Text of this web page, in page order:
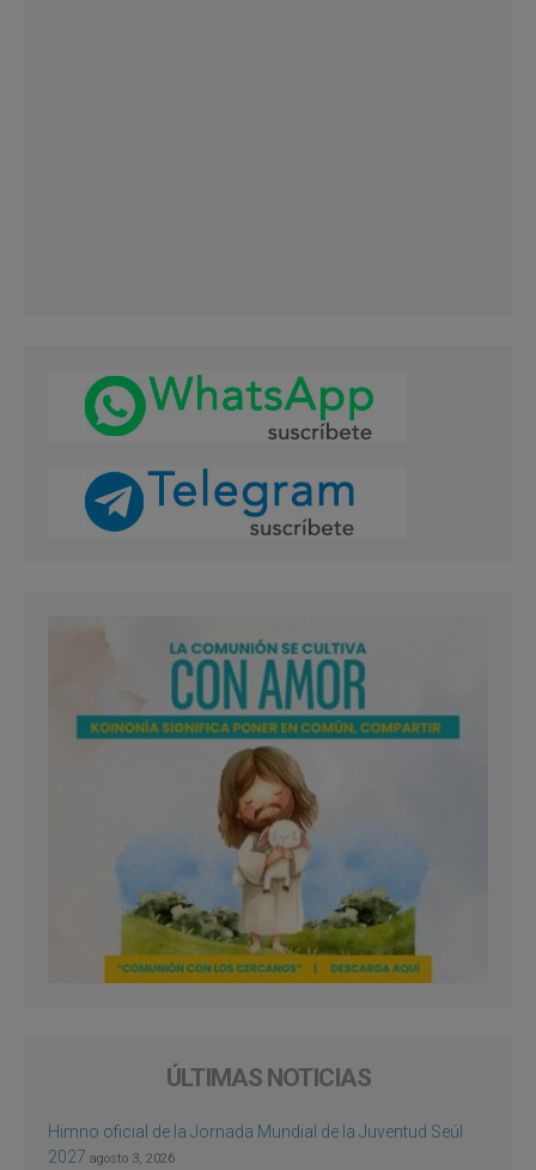
ÚLTIMAS NOTICIAS
Himno oficial de la Jornada Mundial de la Juventud Seúl
2027 agosto 3, 2026